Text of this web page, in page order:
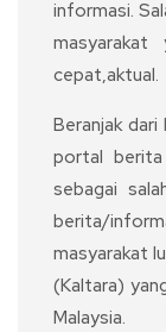
informasi.
cepat,aktual.
Beranjak
portal berita
sebagai
berita/
masyarakat
(Kaltara)
Malaysia.